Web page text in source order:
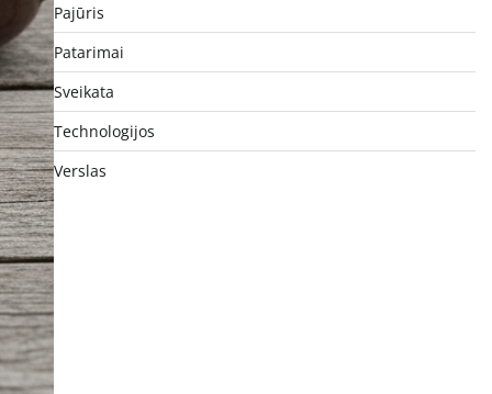
Pajūris
Patarimai
Sveikata
Technologijos
Verslas